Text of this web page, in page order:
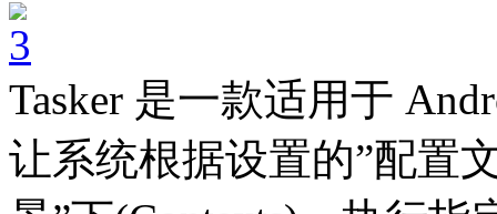
Tasker 是一款适用于
让系统根据设置的”配置